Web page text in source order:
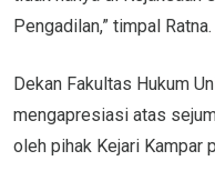
Pengadilan,” timpal Ratna.
Dekan Fakultas Hukum
mengapresiasi atas
oleh pihak Kejari Kampar